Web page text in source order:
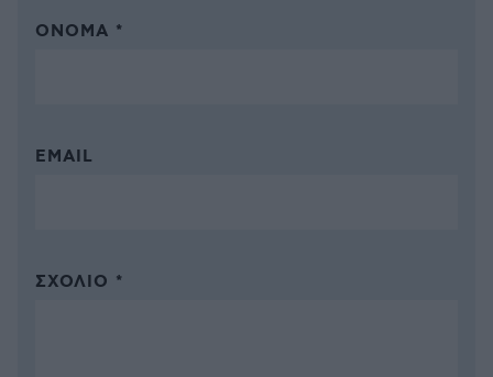
ΌΝΟΜΑ *
EMAIL
ΣΧΌΛΙΟ *